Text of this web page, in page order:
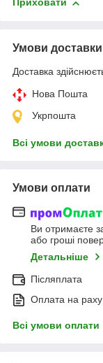
Приховати
Умови доставки
Доставка
Нова Пошта
Укрпошта
Всі умови
Умови оплати
Ви отримаєте
або гроші
Детальніше
Післяплата
Оплата на
Всі умови оплати